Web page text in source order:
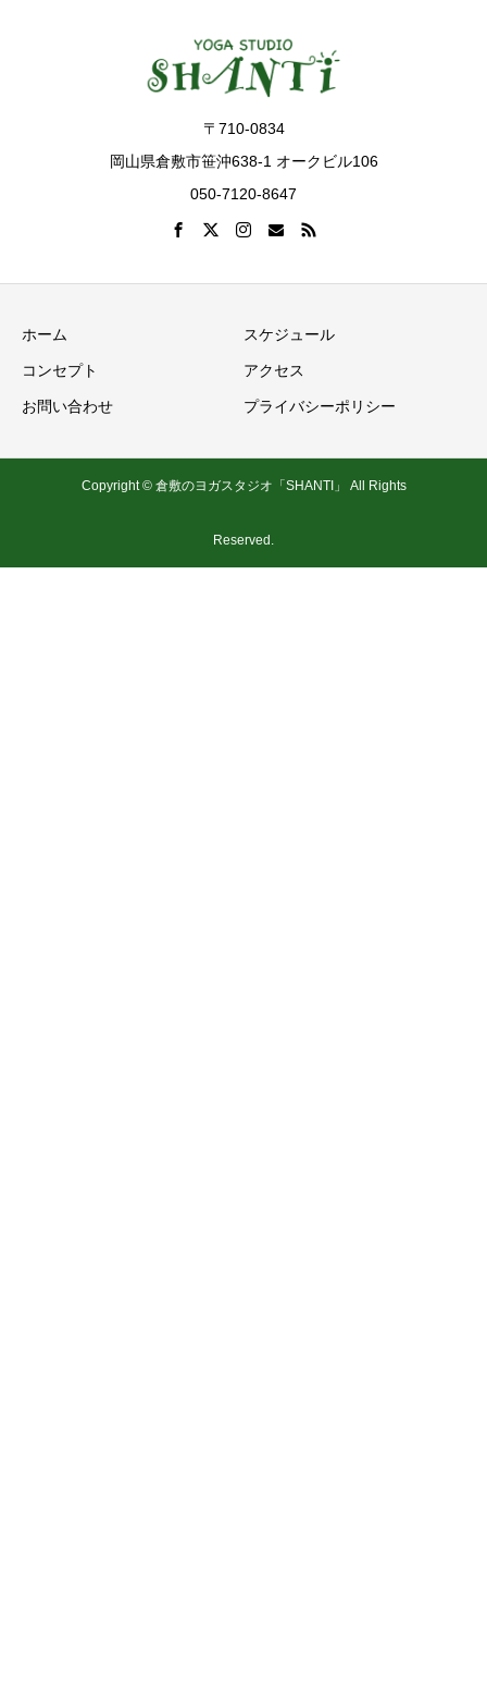
〒710-0834
岡山県倉敷市笹沖638-1 オークビル106
050-7120-8647
ホーム スケジュール
コンセプト アクセス
お問い合わせ プライバシーポリシー
Copyright © 倉敷のヨガスタジオ「SHANTI」 All Rights
Reserved.